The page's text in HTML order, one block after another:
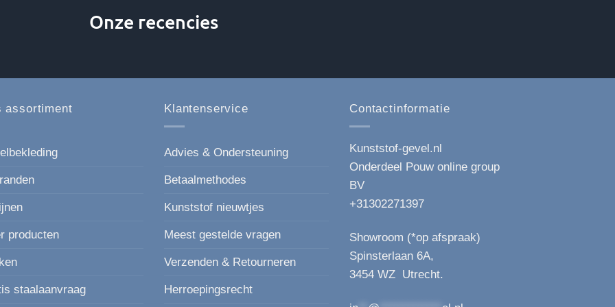
Onze recencies
assortiment
producten
staalaanvraag
Klantenservice
Advies & Ondersteuning
Betaalmethodes
Kunststof nieuwtjes
Meest gestelde vragen
Verzenden & Retourneren
Herroepingsrecht
Contactinformatie
Kunststof-gevel.nl
Onderdeel Pouw online group
BV
+31302271397
Showroom (*op afspraak)
Spinsterlaan 6A,
3454 WZ Utrecht.